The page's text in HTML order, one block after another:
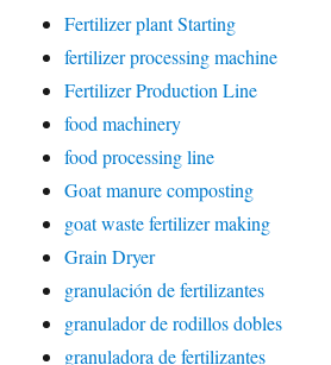
Fertilizer plant Starting
fertilizer processing machine
Fertilizer Production Line
food machinery
food processing line
Goat manure composting
goat waste fertilizer making
Grain Dryer
granulación de fertilizantes
granulador de rodillos dobles
granuladora de fertilizantes